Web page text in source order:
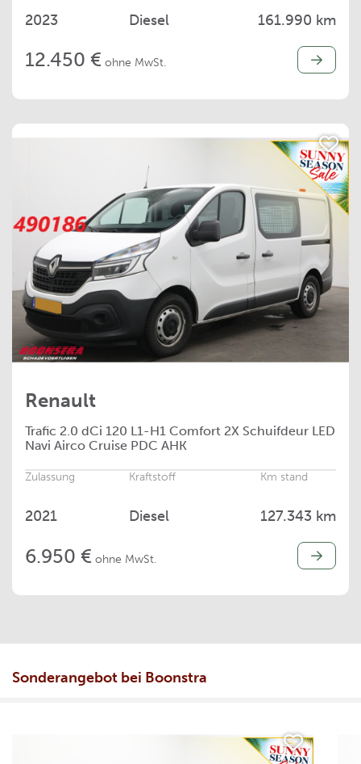
2023 Diesel 161.990 km
12.450 € ohne MwSt.
Renault
Trafic 2.0 dCi 120 L1-H1 Comfort 2X Schuifdeur LED
Navi Airco Cruise PDC AHK
Zulassung
2021
Kraftstoff
Diesel
Km stand
127.343 km
6.950 € ohne MwSt.
Sonderangebot bei Boonstra